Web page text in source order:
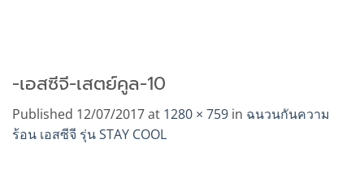
-เอสซีจี-เสตย์คูล-10
Published 12/07/2017at 1280 × 759 in ฉนวนกันความ
ร้อน เอสซีจี รุ่น STAY COOL